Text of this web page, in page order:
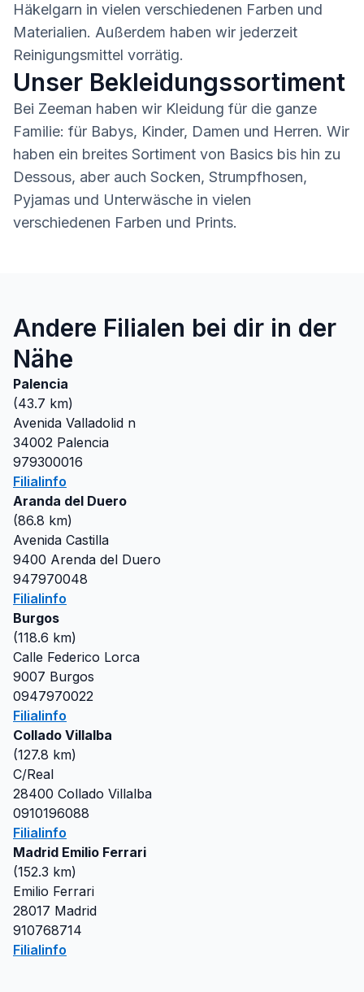
Häkelgarn in vielen verschiedenen Farben und
Materialien. Außerdem haben wir jederzeit
Reinigungsmittel vorrätig.
Unser Bekleidungssortiment
Bei Zeeman haben wir Kleidung für die ganze
Familie: für Babys, Kinder, Damen und Herren. Wir
haben ein breites Sortiment von Basics bis hin zu
Dessous, aber auch Socken, Strumpfhosen,
Pyjamas und Unterwäsche in vielen
verschiedenen Farben und Prints.
Andere Filialen bei dir in der
Nähe
Palencia
(43.7 km)
Avenida Valladolid n
34002 Palencia
979300016
Filialinfo
Aranda del Duero
(86.8 km)
Avenida Castilla
9400 Arenda del Duero
947970048
Filialinfo
Burgos
(118.6 km)
Calle Federico Lorca
9007 Burgos
0947970022
Filialinfo
Collado Villalba
(127.8 km)
C/Real
28400 Collado Villalba
0910196088
Filialinfo
Madrid Emilio Ferrari
(152.3 km)
Emilio Ferrari
28017 Madrid
910768714
Filialinfo